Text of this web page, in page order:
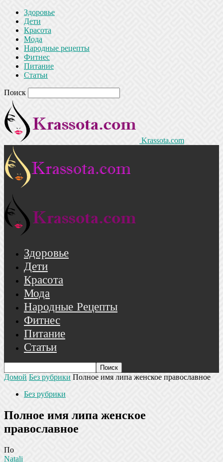
Здоровье
Дети
Красота
Мода
Народные рецепты
Фитнес
Питание
Статьи
Поиск
Krassota.com
Здоровье
Дети
Красота
Мода
Народные Рецепты
Фитнес
Питание
Статьи
Домой Без рубрики Полное имя липа женское православное
Без рубрики
Полное имя липа женское
православное
По
Natali